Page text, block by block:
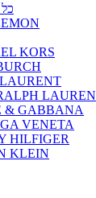
KORS
LAUREN
& GABBANA
VENETA
HILFIGER
KLEIN